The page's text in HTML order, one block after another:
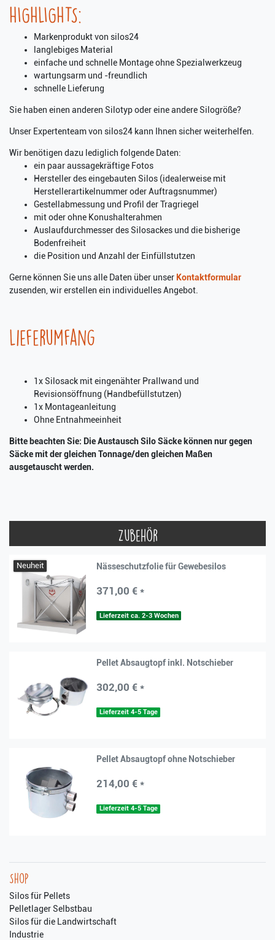
HIGHLIGHTS:
Markenprodukt von silos24
langlebiges Material
einfache und schnelle Montage ohne Spezialwerkzeug
wartungsarm und -freundlich
schnelle Lieferung
Sie haben einen anderen Silotyp oder eine andere Silogröße?
Unser Expertenteam von silos24 kann Ihnen sicher weiterhelfen.
Wir benötigen dazu lediglich folgende Daten:
ein paar aussagekräftige Fotos
Hersteller des eingebauten Silos (idealerweise mit
Herstellerartikelnummer oder Auftragsnummer)
Gestellabmessung und Profil der Tragriegel
mit oder ohne Konushalterahmen
Auslaufdurchmesser des Silosackes und die bisherige
Bodenfreiheit
die Position und Anzahl der Einfüllstutzen
Gerne können Sie uns alle Daten über unser Kontaktformular
zusenden, wir erstellen ein individuelles Angebot.
Lieferumfang
1x Silosack mit eingenähter Prallwand und
Revisionsöffnung (Handbefüllstutzen)
1x Montageanleitung
Ohne Entnahmeeinheit
Bitte beachten Sie: Die Austausch Silo Säcke können nur gegen
Säcke mit der gleichen Tonnage/den gleichen Maßen
ausgetauscht werden.
Zubehör
Neuheit Nässeschutzfolie für Gewebesilos
371,00 € *
Lieferzeit ca. 2-3 Wochen
Pellet Absaugtopf inkl. Notschieber
302,00 € *
Lieferzeit 4-5 Tage
Pellet Absaugtopf ohne Notschieber
214,00 € *
Lieferzeit 4-5 Tage
Shop
Silos für Pellets
Pelletlager Selbstbau
Silos für die Landwirtschaft
Industrie